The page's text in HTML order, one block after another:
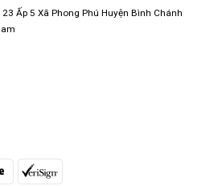
Ấp 5 Xã Phong Phú Huyện Bình Chánh